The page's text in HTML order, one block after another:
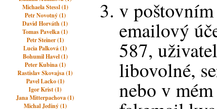
Michaela Stessl (1)
Petr Novotný (1)
David Horváth (1)
Tomas Pavelka (1)
Petr Steiner (1)
Lucia Palková (1)
Bohumil Havel (1)
Peter Kubina (1)
Rastislav Skovajsa (1)
Pavel Lacko (1)
Igor Krist (1)
Jana Mitterpachova (1)
Michal Jediný (1)
v
emailový
587,
libovolné,
nebo v